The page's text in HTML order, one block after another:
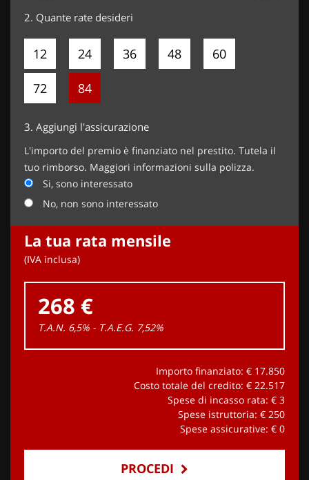
2. Quante rate desideri
12 24 36 48 60
72 84
3. Aggiungi l'assicurazione
L'importo del premio è finanziato nel prestito. Tutela il
tuo rimborso. Maggiori informazioni sulla polizza.
Si, sono interessato
No, non sono interessato
La tua rata mensile
(IVA inclusa)
268 €
T.A.N. 6,5% - T.A.E.G. 7,52%
Importo finanziato: € 17.850
Costo totale del credito: € 22.517
Spese di incasso rata: € 3
Spese istruttoria: € 250
Spese assicurative: € 0
PROCEDI